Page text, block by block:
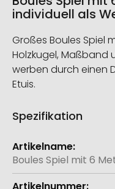
individuell als
Großes Boules Spiel
Holzkugel, Maßband
werben durch einen
Etuis.
Spezifikation
Weitere
Informationen
Boules Spiel mit 6